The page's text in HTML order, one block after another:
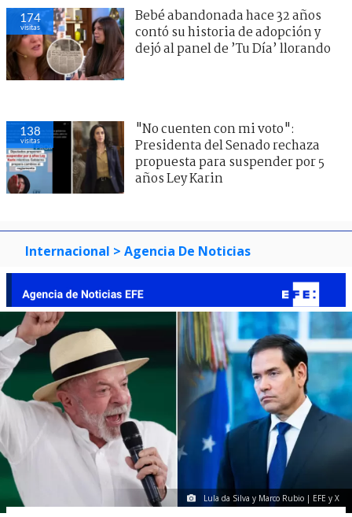
174
visitas
Bebé abandonada hace 32 años
contó su historia de adopción y
dejó al panel de ’Tu Día’ llorando
138
visitas
"No cuenten con mi voto":
Presidenta del Senado rechaza
propuesta para suspender por 5
años Ley Karin
Internacional > Agencia De Noticias
Lula da Silva y Marco Rubio | EFE y X